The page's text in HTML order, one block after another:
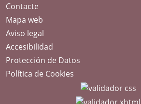
Contacte
Mapa web
Aviso legal
Accesibilidad
Protección de Datos
Política de Cookies